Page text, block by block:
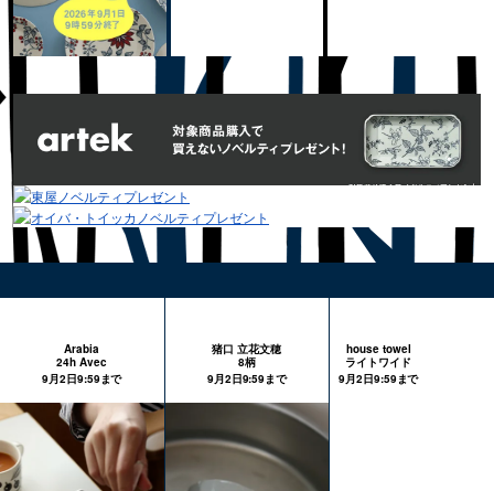
Arabia
24h Avec
9月2日9:59まで
猪口 立花文穂
8柄
9月2日9:59まで
house towel
ライトワイド
9月2日9:59まで